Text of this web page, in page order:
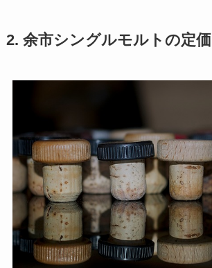
2. 余市シングルモルトの定価